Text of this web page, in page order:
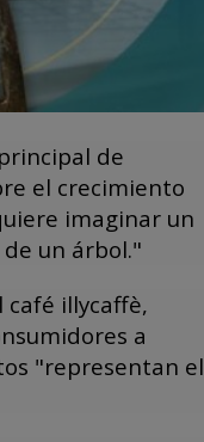
de
el crecimiento
imaginar un
un árbol."
illycaffè,
a
"representan el